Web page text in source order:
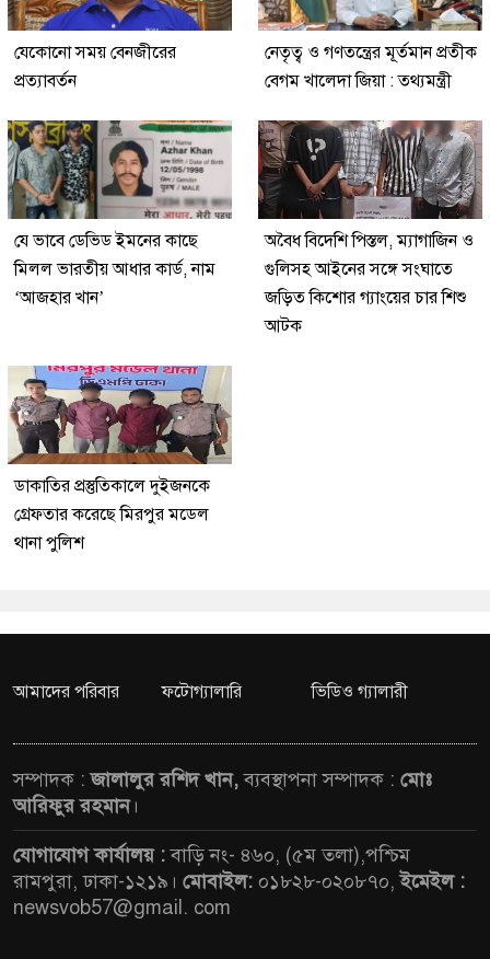
যেকোনো সময় বেনজীরের
প্রত্যাবর্তন
নেতৃত্ব ও গণতন্ত্রের মূর্তমান প্রতীক
বেগম খালেদা জিয়া : তথ্যমন্ত্রী
যে ভাবে ডেভিড ইমনের কাছে
মিলল ভারতীয় আধার কার্ড, নাম
‘আজহার খান’
অবৈধ বিদেশি পিস্তল, ম্যাগাজিন ও
গুলিসহ আইনের সঙ্গে সংঘাতে
জড়িত কিশোর গ্যাংয়ের চার শিশু
আটক
ডাকাতির প্রস্তুতিকালে দুইজনকে
গ্রেফতার করেছে মিরপুর মডেল
থানা পুলিশ
আমাদের পরিবার ফটোগ্যালারি ভিডিও গ্যালারী
সম্পাদক :জালালুর রশিদ খান,ব্যবস্থাপনা সম্পাদক : মোঃ
আরিফুর রহমান।
যোগাযোগ কার্যালয় :বাড়ি নং- ৪৬০, (৫ম তলা),পশ্চিম
রামপুরা, ঢাকা-১২১৯। মোবাইল: ০১৮২৮-০২০৮৭০,ইমেইল :
newsvob57@gmail. com